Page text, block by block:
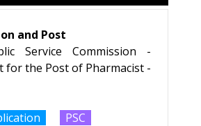
and Post
Service Commission -
for the Post of Pharmacist -
PSC